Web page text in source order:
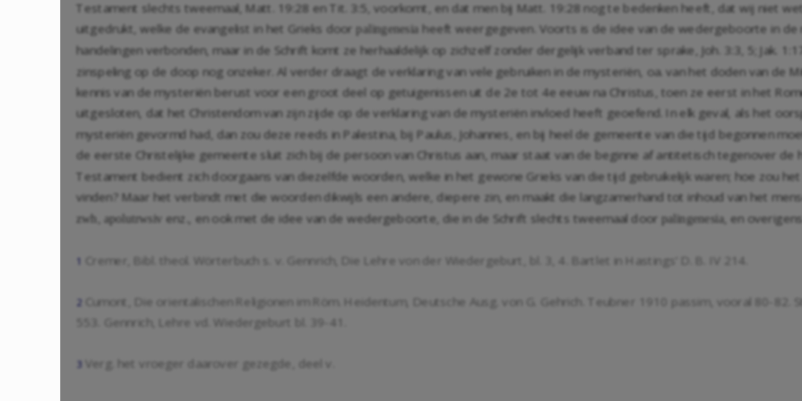
Testament slechts tweemaal,Matt. 19:28 en Tit. 3:5 , voorkomt, en dat men bij Matt. 19:28 nog te bedenken heeft, dat wij niet
uitgedrukt, welke de evangelist in het Grieks door palingenesia heeft weergegeven. Voorts is de idee van de wedergeboorte in
handelingen verbonden, maar in de Schrift komt ze herhaaldelijk op zichzelf zonder dergelijk verband ter sprake, Joh. 3:3 5 ;Jak.
zinspeling op de doop nog onzeker. Al verder draagt de verklaring van vele gebruiken in de mysteriën, oa. van het doden van de
kennis van de mysteriën berust voor een groot deel op getuigenissen uit de 2e tot 4e eeuw na Christus, toen ze eerst in het
uitgesloten, dat het Christendom van zijn zijde op de verklaring van de mysteriën invloed heeft geoefend. In elk geval, als het
mysteriën gevormd had, dan zou deze reeds in Palestina, bij Paulus, Johannes, en bij heel de gemeente van die tijd begonnen
de eerste Christelijke gemeente sluit zich bij de persoon van Christus aan, maar staat van de beginne af antitetisch tegenover de
Testament bedient zich doorgaans van diezelfde woorden, welke in het gewone Grieks van die tijd gebruikelijk waren; hoe zou
vinden? Maar het verbindt met die woorden dikwijls een andere, diepere zin, en maakt die langzamerhand tot inhoud van het
zwh,
apolutrwsiv enz., en ook met de idee van de wedergeboorte, die in de Schrift slechts tweemaal door palingenesia, en
1 Cremer, Bibl. theol. Wörterbuch s. v. Gennrich, Die Lehre von der Wiedergeburt, bl. 3, 4. Bartlet in Hastings’ D. B. IV 214.
2
Cumont, Die orientalischen Religionen im Röm. Heidentum, Deutsche Ausg. von G. Gehrich. Teubner 1910 passim, vooral 80-82.
553. Gennrich, Lehre vd. Wiedergeburt bl. 39-41.
3Verg. het vroeger daarover gezegde, deel v.